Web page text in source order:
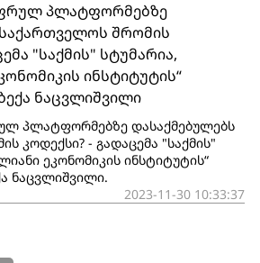
პლატფორმებზე
შრომის
"საქმის" სტუმარია,
ინსტიტუტის“
ნაცვლიშვილი
პლატფორმებზე დასაქმებულებს
კოდექსი? - გადაცემა "საქმის"
ეკონომიკის ინსტიტუტის“
ნაცვლიშვილი.
2023-11-30 10:33:37